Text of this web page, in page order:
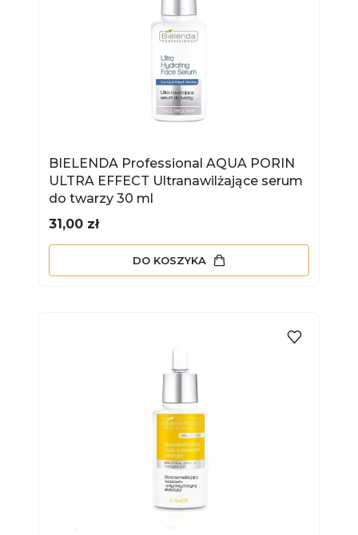
BIELENDA Professional AQUA PORIN
ULTRA EFFECT Ultranawilżające serum
do twarzy 30 ml
Cena
31,00 zł
DO KOSZYKA